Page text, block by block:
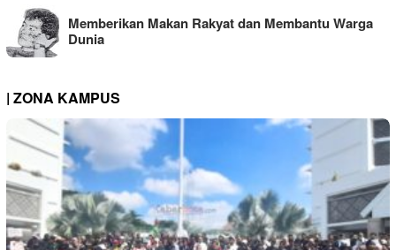
Memberikan Makan Rakyat dan Membantu Warga
Dunia
| ZONA KAMPUS